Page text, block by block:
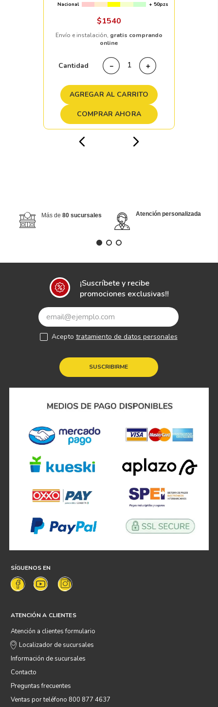
Nacional
+ 50pzs
$1540
Envío e instalación, gratis comprando
online
Cantidad ＋
－
AGREGAR AL CARRITO
COMPRAR AHORA
Más de 80 sucursales Atención personalizada
¡Suscríbete y recibe
promociones exclusivas!!
SUSCRIBIRME
Acepto tratamiento de datos personales
SÍGUENOS EN
ATENCIÓN A CLIENTES
Atención a clientes formulario
Localizador de sucursales
Información de sucursales
Contacto
Preguntas frecuentes
Ventas por teléfono 800 877 4637